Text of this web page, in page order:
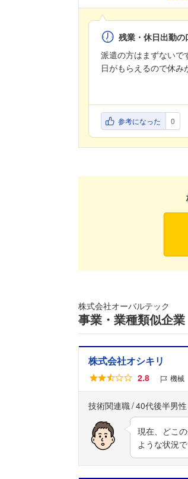
残業・休日出勤の
派遣の方はまずないで
日がもらえるので休み
参考になった 0
株式会社オーバルテック
事業・業種類似企業
株式会社オシキリ
2.8 機械
技術関連職 40代後半男性
現在、どこ
ような状況